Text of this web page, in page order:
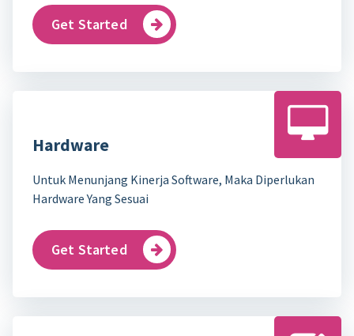
Get Started
Hardware
Untuk Menunjang Kinerja Software, Maka Diperlukan
Hardware Yang Sesuai
Get Started